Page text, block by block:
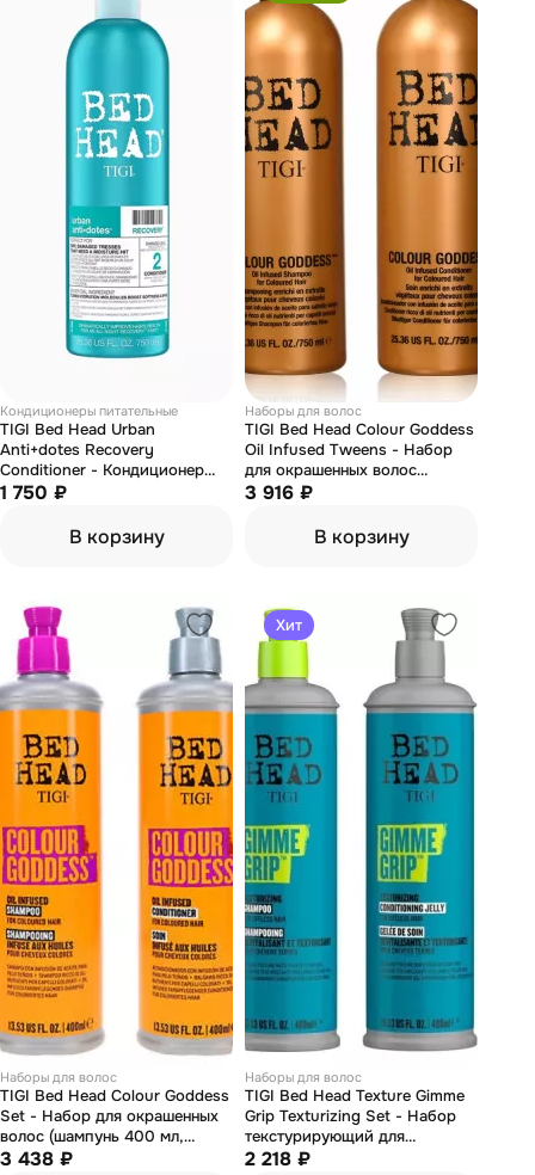
Кондиционеры питательные
TIGI Bed Head Urban
Anti+dotes Recovery
Conditioner - Кондиционер
увлажняющий для сухих и
1 750 ₽
В корзину
Наборы для волос
TIGI Bed Head Colour Goddess
Oil Infused Tweens - Набор
для окрашенных волос
(шампунь 750 мл +
3 916 ₽
В корзину
Наборы для волос
TIGI Bed Head Colour Goddess
Set - Набор для окрашенных
волос (шампунь 400 мл,
кондиционер 400 мл)
3 438 ₽
Хит
Наборы для волос
TIGI Bed Head Texture Gimme
Grip Texturizing Set - Набор
текстурирующий для
волос(шампунь 400 мл,
2 218 ₽